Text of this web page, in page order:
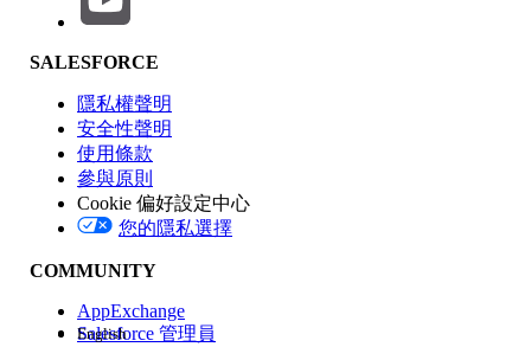
功能影響
版本
SALESFORCE
隱私權聲明
安全性聲明
使用條款
參與原則
Cookie 偏好設定中心
您的隱私選擇
COMMUNITY
AppExchange
Salesforce 管理員
English